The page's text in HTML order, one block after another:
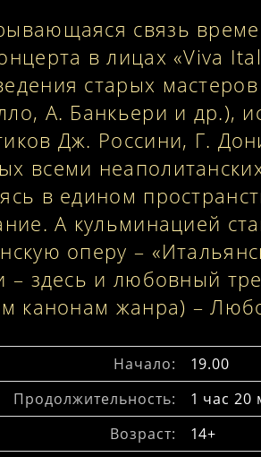
связь
в лицах «Viva
старых
А. Банкьери и др.),
Дж. Россини, Г.
всеми
в едином
А кульминацией
оперу –
– здесь и любовный
канонам жанра) –
Начало:
19.00
Продолжительность:
1 час 20
Возраст:
14+